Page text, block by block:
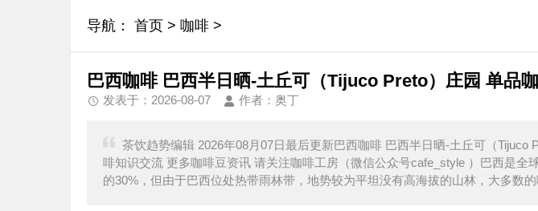
导航： 首页 > 咖啡 >
巴西咖啡 巴西半日晒-土丘可（Tijuco Preto）庄园 单品
发表于：2026-08-07 作者：奥丁
茶饮趋势编辑 2026年08月07日最后更新巴西咖啡 巴西半日晒-土丘可（Tijuco
啡知识交流 更多咖啡豆资讯 请关注咖啡工房（微信公众号cafe_style ）巴西是全
的30%，但由于巴西位处热带雨林带，地势较为平坦没有高海拔的山林，大多数